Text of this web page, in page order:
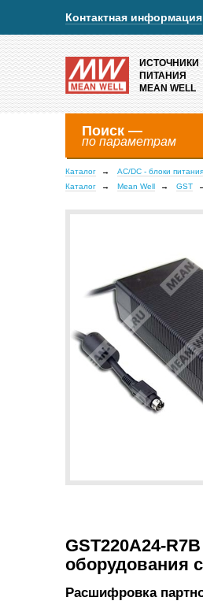
Контактная информация
ИСТОЧНИКИ
ПИТАНИЯ
MEAN WELL
Поиск —
по параметрам
Каталог AC/DC - блоки питания
Каталог
Mean Well GST
GST220A24-
оборудования
Расшифровка